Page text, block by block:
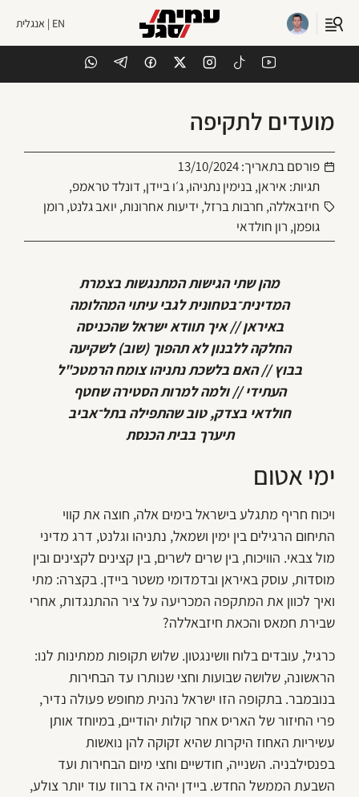
EN | אנגלית
מועדים לתקיפה
פורסם בתאריך:13/10/2024
תגיות: איראן,בנימין נתניהו,ג׳ו ביידן, דונלד טראמפ,
חיזבאללה, חרבות ברזל, ידיעות אחרונות, יואב גלנט, רומן
גופמן, רון חולדאי
מהן שתי הגישות המתנגשות בצמרת
המדינית־בטחונית לגבי עיתוי המהלומה
באיראן // איך תוודא ישראל שהכניסה
החלקה ללבנון לא תהפוך (שוב) לשקיעה
בבוץ // האם בלשכת נתניהו צומח הרמטכ"ל
העתידי // ולמה למרות הסטירה שחטף
חולדאי בצדק, טוב שהתפילה בתל־אביב
תיערך בבית הכנסת
ימי אטום
ויכוח חריף מתגלע בישראל בימים אלה, חוצה את קווי
התיחום הרגילים בין ימין ושמאל, נתניהו וגלנט, דרג מדיני
מול צבאי. הוויכוח, בין שרים לשרים, בין קצינים לקצינים ובין
מוסדות, עוסק באיראן ובדמדומי משטר ביידן. בקצרה: מתי
ואיך לכוון את המתקפה המכריעה על ציר ההתנגדות, אחרי
שבירת חמאס והכאת חיזבאללה?
כרגיל, עובדים בלוח וושינגטון. שלוש תקופות ממתינות לנו:
הראשונה, שלושה שבועות וחצי שנותרו עד הבחירות
בנובמבר. בתקופה הזו ישראל נהנית מחופש פעולה נדיר,
פרי החיזור של האריס אחר קולות יהודיים, במיוחד אותן
עשיריות האחוז היקרות שהיא זקוקה להן נואשות
בפנסילבניה. השנייה, חודשיים וחצי מיום הבחירות ועד
השבעת הממשל החדש. ביידן יהיה אז ברווז עוד יותר צולע,